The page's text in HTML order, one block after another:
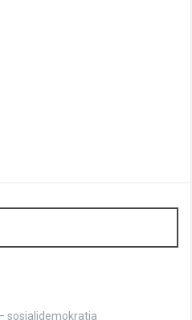
sosialidemokratia